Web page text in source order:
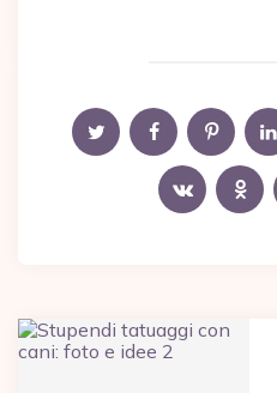
Post
navigation